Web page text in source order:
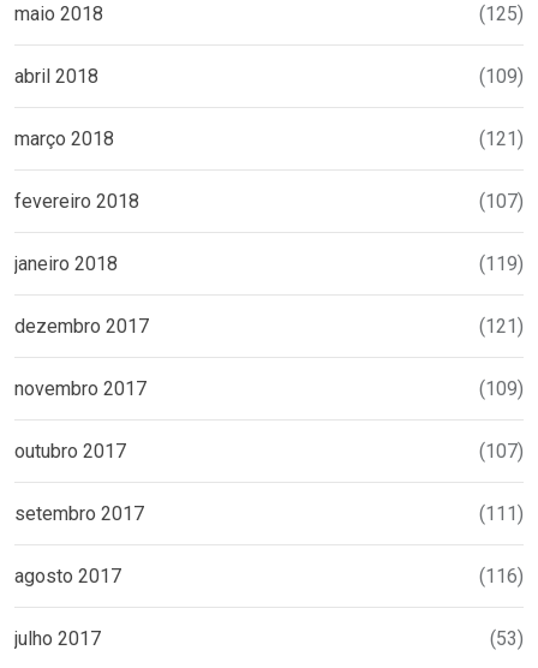
maio 2018 (125)
abril 2018 (109)
março 2018 (121)
fevereiro 2018 (107)
janeiro 2018 (119)
dezembro 2017 (121)
novembro 2017 (109)
outubro 2017 (107)
setembro 2017 (111)
agosto 2017 (116)
julho 2017 (53)